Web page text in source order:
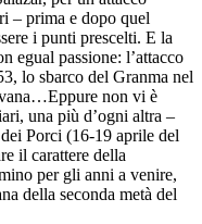
– prima e dopo quel
i punti prescelti. E la
egual passione: l’attacco
lo sbarco del Granma nel
non vi è
una più d’ogni altra –
Porci (16-19 aprile del
il carattere della
per gli anni a venire,
della seconda metà del